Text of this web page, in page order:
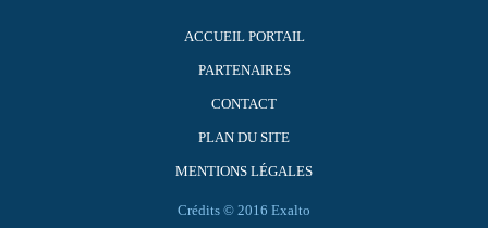
ACCUEIL PORTAIL
PARTENAIRES
CONTACT
PLAN DU SITE
MENTIONS LÉGALES
Crédits © 2016 Exalto